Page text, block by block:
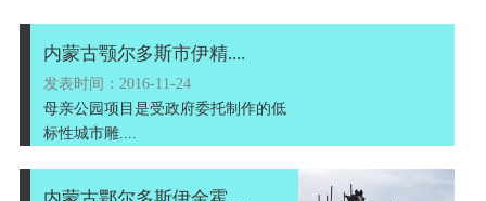
内蒙古颚尔多斯市伊精....
发表时间：2016-11-24
母亲公园项目是受政府委托制作的低
标性城市雕....